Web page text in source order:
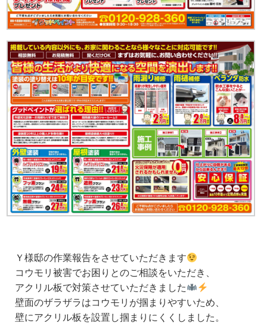
Ｙ様邸の作業報告をさせていただきます
コウモリ被害でお困りとのご相談をいただき、
アクリル板で対策させていただきました
壁面のザラザラはコウモリが掴まりやすいため、
壁にアクリル板を設置し掴まりにくくしました。